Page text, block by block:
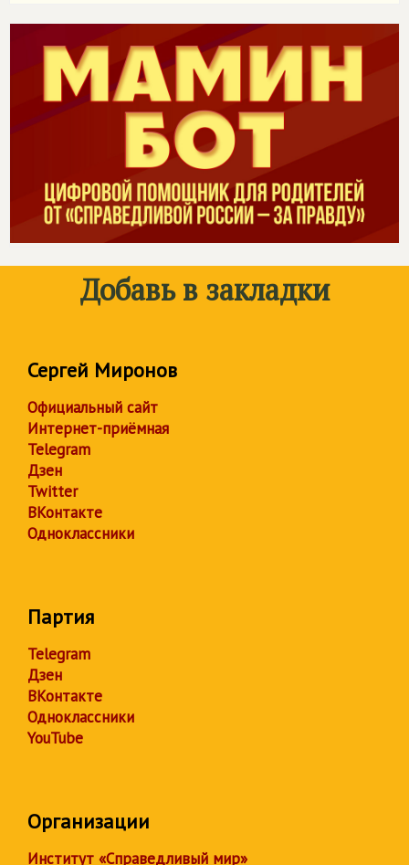
Добавь в закладки
Сергей Миронов
Официальный сайт
Интернет-приёмная
Telegram
Дзен
Twitter
ВКонтакте
Одноклассники
Партия
Telegram
Дзен
ВКонтакте
Одноклассники
YouTube
Организации
Институт «Справедливый мир»